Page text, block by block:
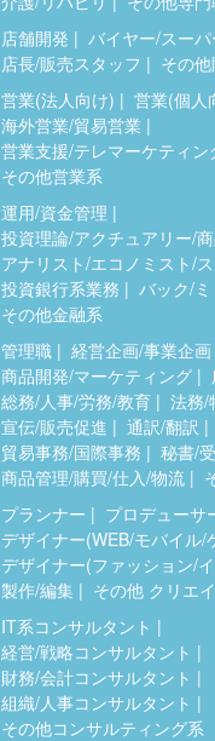
店舗開発
バイヤー/スー
店長/販売スタッフ
その
営業(法人向け)
営業(個人
海外営業/貿易営業
営業支援/テレマーケティン
その他営業系
運用/資金管理
投資理論/アクチュアリー/
アナリスト/エコノミスト/
投資銀行系業務
バック/
その他金融系
管理職
経営企画/事業企画
商品開発/マーケティング
総務/人事/労務/教育
法務/
宣伝/販売促進
通訳/翻訳
貿易事務/国際事務
秘書/
商品管理/購買/仕入/物流
プランナー
プロデューサ
デザイナー(WEB/モバイル/
デザイナー(ファッション/
製作/編集
その他 クリエ
IT系コンサルタント
経営/戦略コンサルタント
財務/会計コンサルタント
組織/人事コンサルタント
その他コンサルティング系